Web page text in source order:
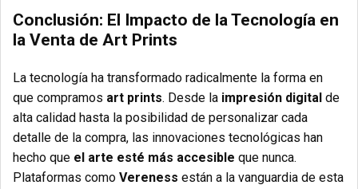
Conclusión: El Impacto de la Tecnología en
la Venta de Art Prints
La tecnología ha transformado radicalmente la forma en
que compramos art prints. Desde la impresión digital de
alta calidad hasta la posibilidad de personalizar cada
detalle de la compra, las innovaciones tecnológicas han
hecho que el arte esté más accesible que nunca.
Plataformas como Vereness están a la vanguardia de esta